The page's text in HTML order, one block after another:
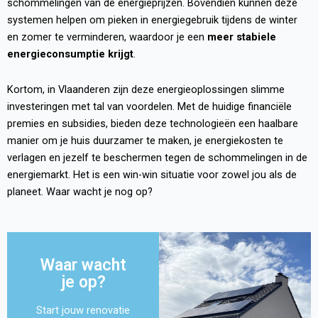
schommelingen van de energieprijzen. Bovendien kunnen deze
systemen helpen om pieken in energiegebruik tijdens de winter
en zomer te verminderen, waardoor je een meer stabiele
energieconsumptie krijgt.
Kortom, in Vlaanderen zijn deze energieoplossingen slimme
investeringen met tal van voordelen. Met de huidige financiële
premies en subsidies, bieden deze technologieën een haalbare
manier om je huis duurzamer te maken, je energiekosten te
verlagen en jezelf te beschermen tegen de schommelingen in de
energiemarkt. Het is een win-win situatie voor zowel jou als de
planeet. Waar wacht je nog op?
Waar wacht
je op?
Start jouw renovatie